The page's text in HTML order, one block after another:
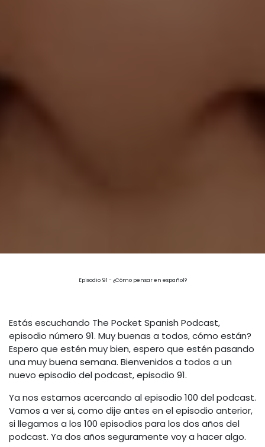
Episodio 91 - ¿Cómo pensar en español?
Estás escuchando The Pocket Spanish Podcast,
episodio número 91. Muy buenas a todos, cómo están?
Espero que estén muy bien, espero que estén pasando
una muy buena semana. Bienvenidos a todos a un
nuevo episodio del podcast, episodio 91.
Ya nos estamos acercando al episodio 100 del podcast.
Vamos a ver si, como dije antes en el episodio anterior,
si llegamos a los 100 episodios para los dos años del
podcast. Ya dos años seguramente voy a hacer algo.